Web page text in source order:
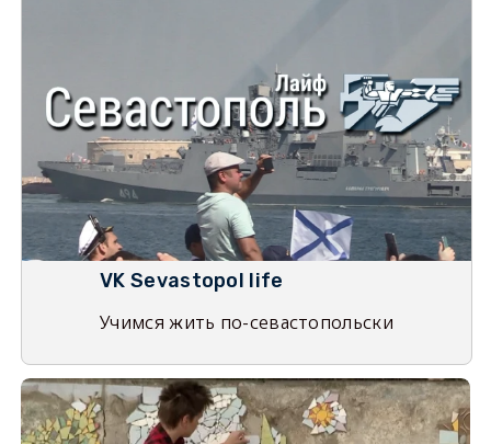
VK Sevastopol life
Учимся жить по-севастопольски